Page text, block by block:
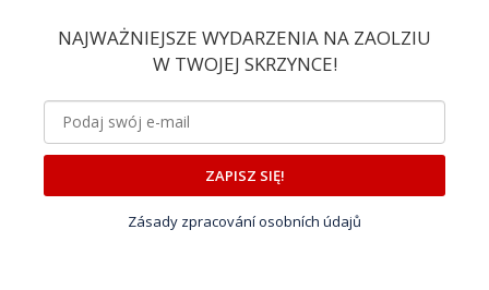
NAJWAŻNIEJSZE WYDARZENIA NA ZAOLZIU
W TWOJEJ SKRZYNCE!
ZAPISZ SIĘ!
Zásady zpracování osobních údajů